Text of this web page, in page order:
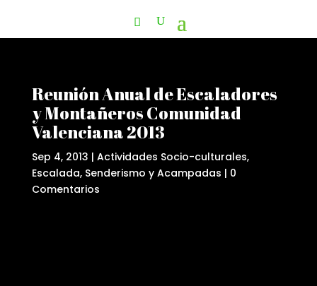
Reunión Anual de Escaladores
y Montañeros Comunidad
Valenciana 2013
Sep 4, 2013 | Actividades Socio-culturales,
Escalada, Senderismo y Acampadas | 0
Comentarios